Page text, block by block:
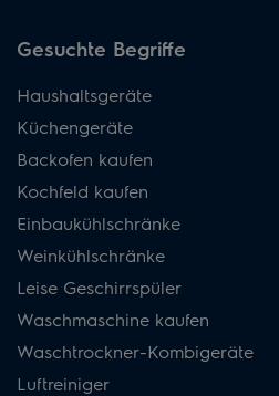
Gesuchte Begriffe
Haushaltsgeräte
Küchengeräte
Backofen kaufen
Kochfeld kaufen
Einbaukühlschränke
Weinkühlschränke
Leise Geschirrspüler
Waschmaschine kaufen
Waschtrockner-Kombigeräte
Luftreiniger